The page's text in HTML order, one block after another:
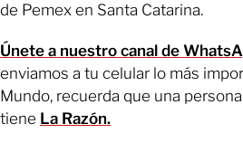
de Pemex en Santa Catarina.
Únete a nuestro canal de
enviamos a tu celular lo más
Mundo, recuerda que una
tiene La Razón.